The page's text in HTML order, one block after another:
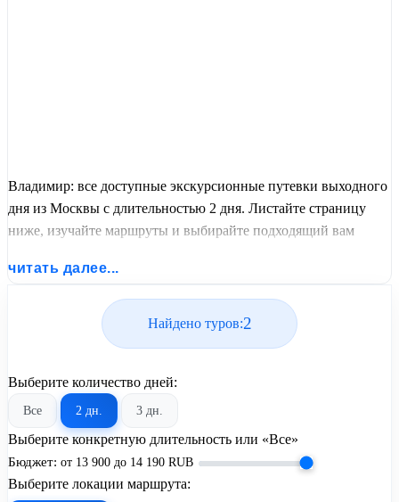
Владимир: все доступные экскурсионные путевки выходного
дня из Москвы с длительностью 2 дня. Листайте страницу
ниже, изучайте маршруты и выбирайте подходящий вам
United Travel Systems.
читать далее...
Найдено туров:2
Выберите количество дней:
Все 2 дн. 3 дн.
Выберите конкретную длительность или «Все»
Бюджет: от 13 900 до 14 190 RUB
Выберите локации маршрута: